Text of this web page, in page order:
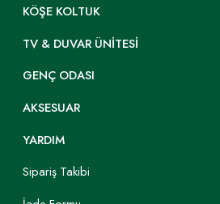
KÖŞE KOLTUK
TV & DUVAR ÜNITESI
GENÇ ODASI
AKSESUAR
YARDIM
Sipariş Takibi